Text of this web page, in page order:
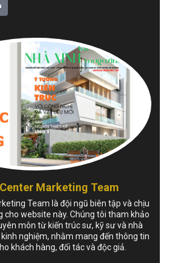
Marketing Team
Team là đội ngũ biên tập và chịu
cho website này. Chúng tôi tham khảo
môn từ kiến trúc sư, kỹ sư và nhà
nghiệm, nhằm mang đến thông tin
khách hàng, đối tác và độc giả.